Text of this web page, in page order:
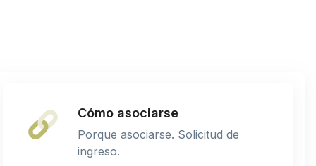
Cómo asociarse
Porque asociarse. Solicitud de
ingreso.